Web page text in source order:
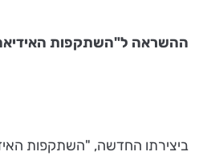
ההשראה ל"השתקפות
ביצירתו החדשה, "השתקפות